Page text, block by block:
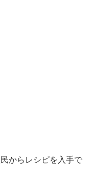
からレシピを入手で